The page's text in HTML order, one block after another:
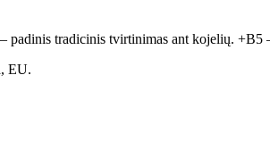
tradicinis tvirtinimas ant kojelių. +B5
EU.